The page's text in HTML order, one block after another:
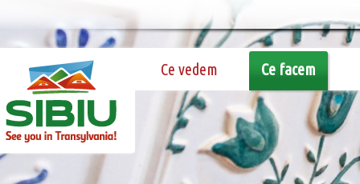
Ce vedem Ce facem